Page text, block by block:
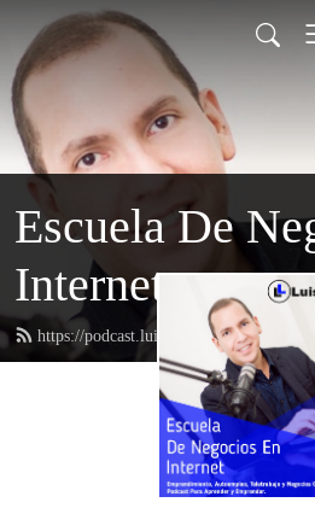
Escuela De
Internet
https://